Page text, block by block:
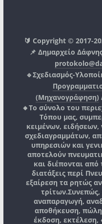
🔰 Copyright © 2017-
📌 Δημαρχείο
🔹Σχεδιασμός-
(Μηχανογράφηση)
🔸Το σύνολο του
Τόπου μας,
κειμένων,
σχεδιαγραμμάτων,
υπηρεσιών και
αποτελούν
και διέπονται από
διατάξεις περί
εξαίρεση τα ρητώς
τρίτων.Συνεπώς,
αναπαραγωγή,
αποθήκευση,
έκδοση,